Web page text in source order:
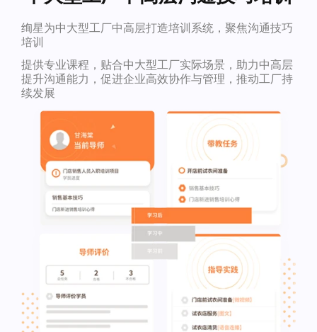
绚星为中大型工厂中高层打造培训系统，聚焦沟通技巧
培训
提供专业课程，贴合中大型工厂实际场景，助力中高层
提升沟通能力，促进企业高效协作与管理，推动工厂持
续发展